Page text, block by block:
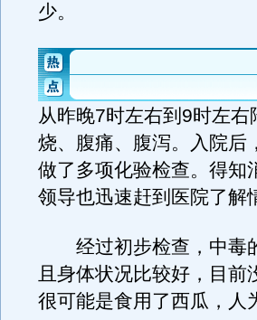
少。
从昨晚7时左右到9时左
烧、腹痛、腹泻。入院后
做了多项化验检查。得知
领导也迅速赶到医院了解
经过初步检查，中毒
且身体状况比较好，目前
很可能是食用了西瓜，人